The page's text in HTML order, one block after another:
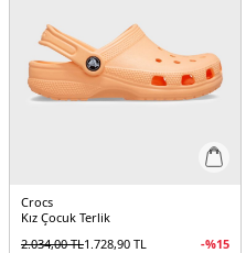
Crocs
Kız Çocuk Terlik
2.034,00TL1.728,90 TL -%15